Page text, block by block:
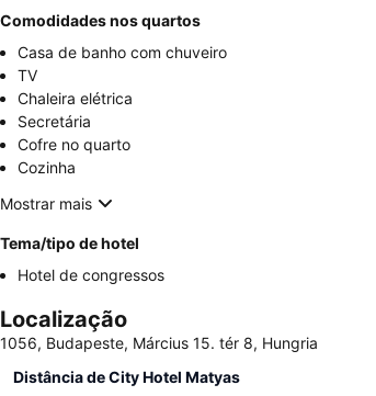
Comodidades nos quartos
Casa de banho com chuveiro
TV
Chaleira elétrica
Secretária
Cofre no quarto
Cozinha
Mostrar mais
Tema/tipo de hotel
Hotel de congressos
Localização
1056, Budapeste, Március 15. tér 8, Hungria
Distância de City Hotel Matyas